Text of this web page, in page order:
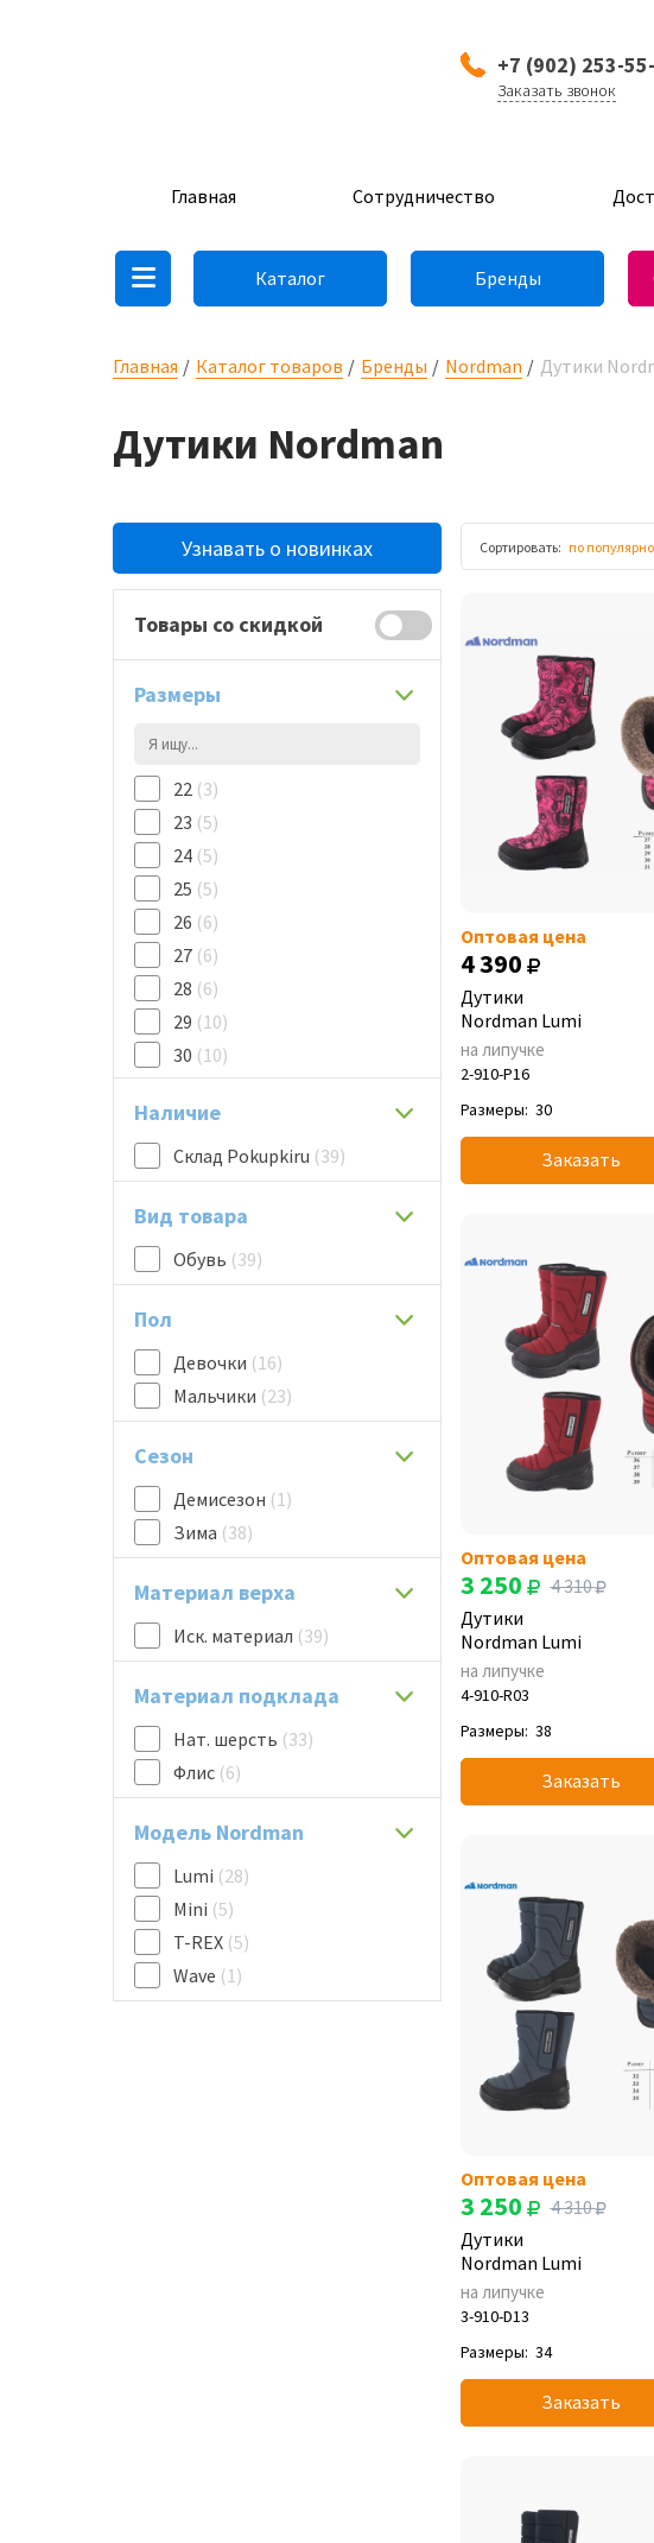
+7 (902) 253-
Заказать звонок
Главная Сотрудничество
Каталог Бренды
Главная Каталог товаров Бренды Nordman Дутики
Дутики Nordman
Узнавать о новинках
Товары со скидкой
Размеры
22 (3)
23 (5)
24 (5)
25 (5)
26 (6)
27 (6)
28 (6)
29 (10)
30 (10)
32(5)
33(5)
34(5)
35(7)
36(1)
37(1)
39(1)
Наличие
Склад Pokupkiru (39)
Вид товара
Обувь (39)
Пол
Девочки (16)
Мальчики (23)
Сезон
Демисезон (1)
Зима (38)
Материал верха
Иск. материал (39)
Материал подклада
Нат. шерсть (33)
Флис (6)
Модель Nordman
Lumi (28)
Mini (5)
T-REX (5)
Wave (1)
Сортировать: по
Оптовая цена
4 390
Дутики
Nordman Lumi
на липучке
2-910-P16
Размеры: 30
Заказать
Оптовая цена
3 250
4 310
Дутики
Nordman Lumi
на липучке
4-910-R03
Размеры: 38
Заказать
Оптовая цена
3 250
4 310
Дутики
Nordman Lumi
на липучке
3-910-D13
Размеры: 34
Заказать